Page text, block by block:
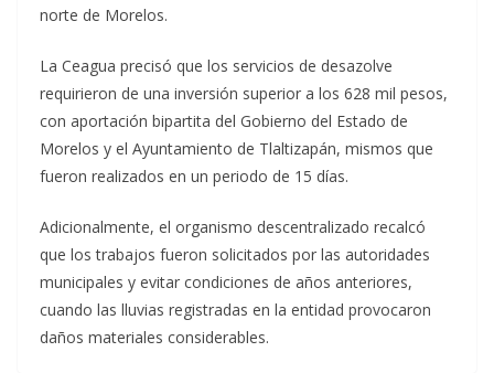
norte de Morelos.
La Ceagua precisó que los servicios de desazolve
requirieron de una inversión superior a los 628 mil pesos,
con aportación bipartita del Gobierno del Estado de
Morelos y el Ayuntamiento de Tlaltizapán, mismos que
fueron realizados en un periodo de 15 días.
Adicionalmente, el organismo descentralizado recalcó
que los trabajos fueron solicitados por las autoridades
municipales y evitar condiciones de años anteriores,
cuando las lluvias registradas en la entidad provocaron
daños materiales considerables.